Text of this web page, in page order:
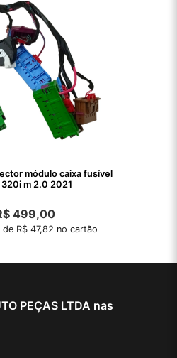
módulo caixa fusível
m 2.0 2021
499,00
de R$ 47,82 no cartão
PEÇAS LTDA nas